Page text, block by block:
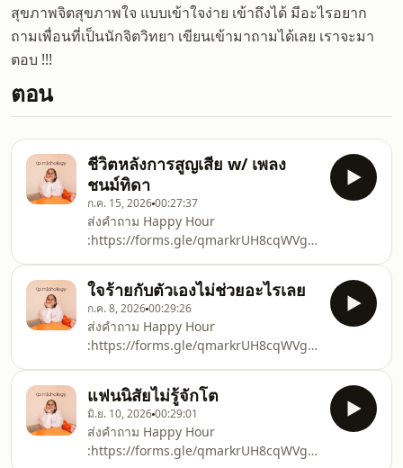
สุขภาพจิตสุขภาพใจ แบบเข้าใจง่าย เข้าถึงได้ มีอะไรอยาก
ถามเพื่อนที่เป็นนักจิตวิทยา เขียนเข้ามาถามได้เลย เราจะมา
ตอบ !!!
ตอน
ชีวิตหลังการสูญเสีย w/ เพลง
ชนม์ทิดา
ก.ค. 15, 202600:27:37
ส่งคำถาม Happy Hour
:https://forms.gle/qmarkrUH8cqWVgz47For
https://lin.ee/l1DyDZEEmail:
pimchology@gmail.comLet’s
Connect!!Instagram:
https://www.instagram.com/pimchology/Instagram:
https://www.instagram.com/pimpaa___/TikTok:
https://www.tiktok.com/@pimchologySpotify:
https://podcasters.spotify.com/pod/show/
Podcast:
https://apple.co/3A8UIxhWebsite:
https://pimchology.wi
ใจร้ายกับตัวเองไม่ช่วยอะไรเลย
ก.ค. 8, 202600:29:26
ส่งคำถาม Happy Hour
:https://forms.gle/qmarkrUH8cqWVgz47Chapters:
ดีกับตัวเอง(5: 29) - พูดไม่ดีและสุขภาพ
จิต(7:33) - perfectionist(9:45) - พูดไม่ดี
ช่วยแค่ short-term (12:43) - 5 วิธีหยุดพูด
ไม่ดีกับตัวเอง(20:40) - Happy HourFor
Work:Line:
แฟนนิสัยไม่รู้จักโต
มิ.ย. 10, 202600:29:01
ส่งคำถาม Happy Hour
:https://forms.gle/qmarkrUH8cqWVgz47Chapters: